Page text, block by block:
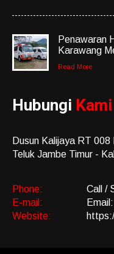
Penawaran
Karawang
Read More
Hubungi Kami
Dusun Kalijaya RT
Teluk Jambe Timur -
Phone:
Call /
E-mail:
Website: